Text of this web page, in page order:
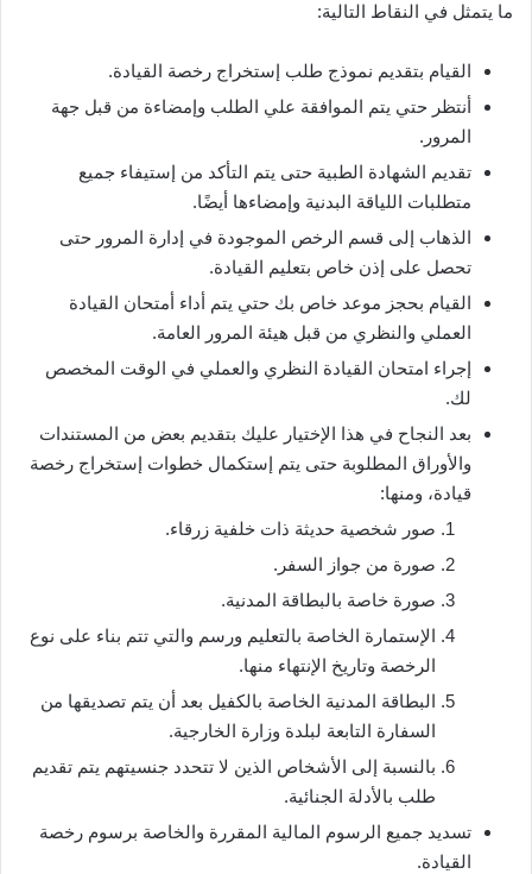
ما يتمثل في النقاط التالية:
القيام بتقديم نموذج طلب إستخراج رخصة القيادة.
أنتظر حتي يتم الموافقة علي الطلب وإمضاءة من قبل جهة
المرور.
تقديم الشهادة الطبية حتى يتم التأكد من إستيفاء جميع
متطلبات اللياقة البدنية وإمضاءها أيضًا.
الذهاب إلى قسم الرخص الموجودة في إدارة المرور حتى
تحصل على إذن خاص بتعليم القيادة.
القيام بحجز موعد خاص بك حتي يتم أداء أمتحان القيادة
العملي والنظري من قبل هيئة المرور العامة.
إجراء امتحان القيادة النظري والعملي في الوقت المخصص
لك.
بعد النجاح في هذا الإختيار عليك بتقديم بعض من المستندات
والأوراق المطلوبة حتى يتم إستكمال خطوات إستخراج رخصة
قيادة، ومنها:
صور شخصية حديثة ذات خلفية زرقاء.
صورة من جواز السفر.
صورة خاصة بالبطاقة المدنية.
الإستمارة الخاصة بالتعليم ورسم والتي تتم بناء على نوع
الرخصة وتاريخ الإنتهاء منها.
البطاقة المدنية الخاصة بالكفيل بعد أن يتم تصديقها من
السفارة التابعة لبلدة وزارة الخارجية.
بالنسبة إلى الأشخاص الذين لا تتحدد جنسيتهم يتم تقديم
طلب بالأدلة الجنائية.
تسديد جميع الرسوم المالية المقررة والخاصة برسوم رخصة
القيادة.